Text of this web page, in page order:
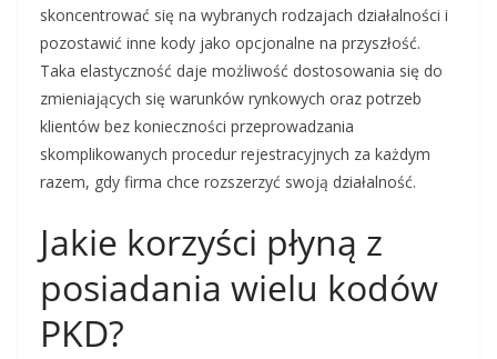
skoncentrować się na wybranych rodzajach działalności i
pozostawić inne kody jako opcjonalne na przyszłość.
Taka elastyczność daje możliwość dostosowania się do
zmieniających się warunków rynkowych oraz potrzeb
klientów bez konieczności przeprowadzania
skomplikowanych procedur rejestracyjnych za każdym
razem, gdy firma chce rozszerzyć swoją działalność.
Jakie korzyści płyną z
posiadania wielu kodów
PKD?